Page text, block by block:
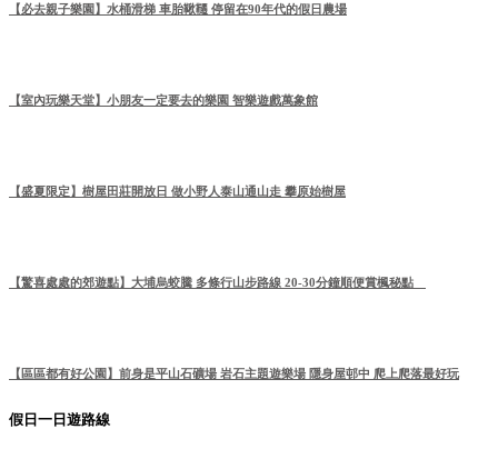
【必去親子樂園】水桶滑梯 車胎鞦韆 停留在90年代的假日農場
【室內玩樂天堂】小朋友一定要去的樂園 智樂遊戲萬象館
【盛夏限定】樹屋田莊開放日 做小野人泰山通山走 攀原始樹屋
【驚喜處處的郊遊點】大埔烏蛟騰 多條行山步路線 20-30分鐘順便賞楓秘點
【區區都有好公園】前身是平山石礦場 岩石主題遊樂場 隱身屋邨中 爬上爬落最好玩
假日一日遊路線